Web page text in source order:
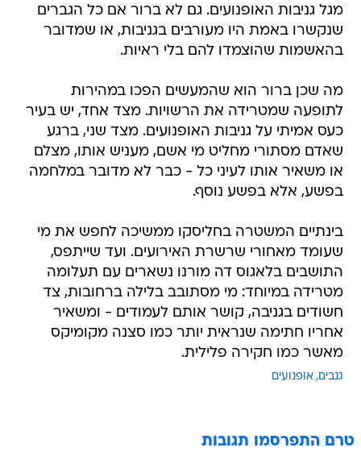
מגל גניבות האופנועים. גם לא ברור אם כל הגברים
שנקשרו באמת היו מעורבים בגניבות, או שמדובר
בהאשמות שהוצמדו להם בלי ראיות.
מה שכן ברור הוא שהמעשים הפכו במהירות
לתופעה שמטרידה את הרשויות. מצד אחד, יש בעיר
כעס אמיתי על גניבות האופנועים. מצד שני, ברגע
שאדם מסתורי מחליט מי אשם, מעניש אותו, מצלם
או משאיר אותו לעיני כל - כבר לא מדובר במלחמה
בפשע, אלא בפשע נוסף.
בינתיים המשטרה בחליסקו ממשיכה לחפש את מי
שעומד מאחורי שרשרת האירועים. ועד שייתפס,
התושבים בלאגוס דה מורנו נשארים עם תעלומה
מטרידה במיוחד: מי מסתובב בלילה ברחובות, צד
חשודים בגניבה, קושר אותם לעמודים - ומשאיר
אחריו חתימה שנראית יותר כמו סצנה מקומיקס
מאשר כמו חקירה פלילית.
גנבים אופנועים
טרם התפרסמו תגובות